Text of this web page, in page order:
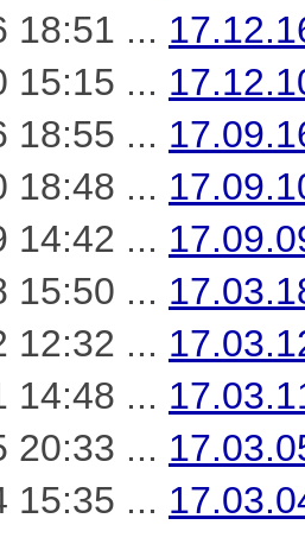
18:51 ...
15:15 ...
18:55 ...
18:48 ...
14:42 ...
15:50 ...
12:32 ...
14:48 ...
20:33 ...
15:35 ...